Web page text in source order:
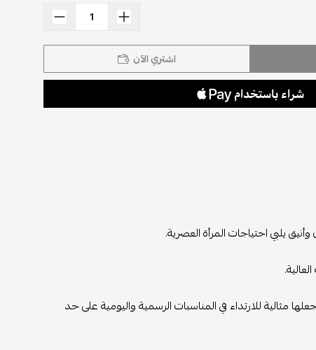
اشتري الآن
يلبي احتياجات المرأة العصرية.
مثالية للارتداء في المناسبات الرسمية واليومية على حد